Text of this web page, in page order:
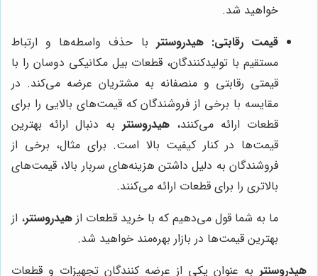
خواهید شد.
قیمت رقابتی: هیدروسنتر با حذف واسطه‌ها و ارتباط
مستقیم با تولیدکنندگان، قطعات بیل مکانیکی دوسان را با
قیمتی رقابتی و منصفانه به مشتریان عرضه می‌کند. در
مقایسه با برخی از فروشندگان که قیمت‌های بالایی را برای
قطعات ارائه می‌کنند، هیدروسنتر به دنبال ارائه بهترین
قیمت‌ها در کنار کیفیت بالا است. برای مثال، برخی از
فروشندگان به دلیل داشتن هزینه‌های سربار بالا، قیمت‌های
بالاتری را برای قطعات ارائه می‌کنند.
ما به شما قول می‌دهیم که با خرید قطعات از هیدروسنتر، از
بهترین قیمت‌ها در بازار بهره‌مند خواهید شد.
هیدروسنتر به عنوان یکی از عرضه کنندگان تجهیزات و قطعات